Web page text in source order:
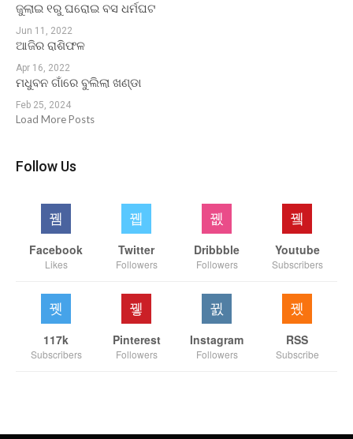
ଜୁଲାଇ ୧ରୁ ଘରୋଇ ବସ ଧର୍ମଘଟ
Jun 11, 2022
ଆଜିର ରାଶିଫଳ
Apr 16, 2022
ମଧୁବନ ଗାଁରେ ବୁଲିଲା ଖଣ୍ଡା
Feb 25, 2024
Load More Posts
Follow Us
Facebook
Likes
Twitter
Followers
Dribbble
Followers
Youtube
Subscribers
117k
Subscribers
Pinterest
Followers
Instagram
Followers
RSS
Subscribe